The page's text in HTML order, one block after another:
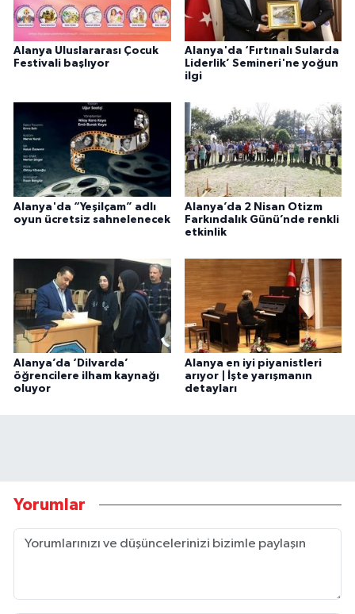
Alanya Uluslararası Çocuk
Festivali başlıyor
Alanya'da ‘Fırtınalı Sularda
Liderlik’ Semineri'ne yoğun
ilgi
Alanya'da “Yeşilçam” adlı
oyun ücretsiz sahnelenecek
Alanya’da 2 Nisan Otizm
Farkındalık Günü’nde renkli
etkinlik
Alanya’da ‘Dilvarda’
öğrencilere ilham kaynağı
oluyor
Alanya en iyi piyanistleri
arıyor | İşte yarışmanın
detayları
Yorumlar